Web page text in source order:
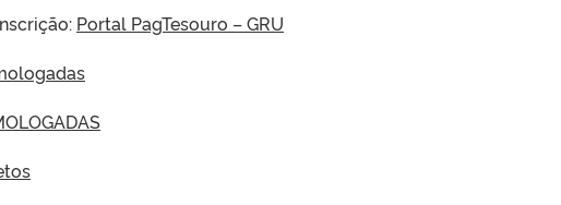
Portal PagTesouro – GRU